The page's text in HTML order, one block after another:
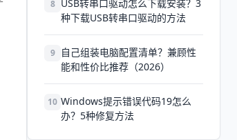
8 USB转串口驱动怎么下载安装？3
种下载USB转串口驱动的方法
9
自己组装电脑配置清单？兼顾性
能和性价比推荐（2026）
10 Windows提示错误代码19怎么
办？5种修复方法